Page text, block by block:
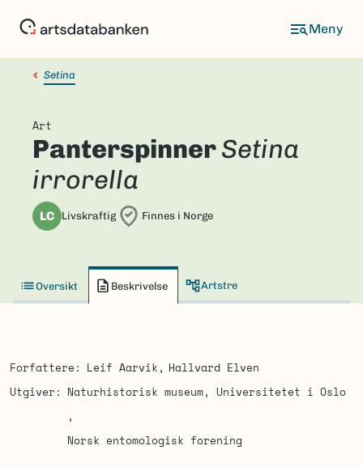
Setina
Art
PanterspinnerSetina
irrorella
LC Livskraftig Finnes i Norge
Oversikt Beskrivelse Artstre
Forfattere Leif Aarvik
Hallvard Elven
Utgiver
Naturhistorisk museum, Universitetet i Oslo
Norsk entomologisk forening